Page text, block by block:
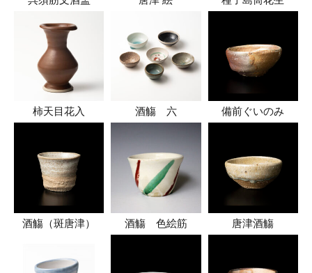
柿天目花入 酒觴 六 備前ぐいのみ
酒觴（斑唐津） 酒觴 色絵筋 唐津酒觴